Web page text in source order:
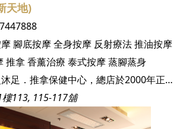
天地)
腳底按摩全身按摩 反射療法推油按摩
推拿香薰治療 泰式按摩蒸腳蒸身
足君好是一間高級沐足．推拿保健中心，總店於2000年正式進駐黃埔花園，成立至今已擁有13間分店遍佈港九新界，會員超過30,000名，每年服務顧客人數超過二十五萬人次。足君好集合了眾多人力、物力，針對現代都市人健康的問題展開研究，以中國數千年的養身之道—足底按摩、穴位推拿、淋巴排毒，配合超過300名最專業細心的推拿技師，加上環境衛生．憩靜舒適，為顧客提供五星級的養身保健服務。 大型沐足集團，擁有十多間分店
113, 115-117舖